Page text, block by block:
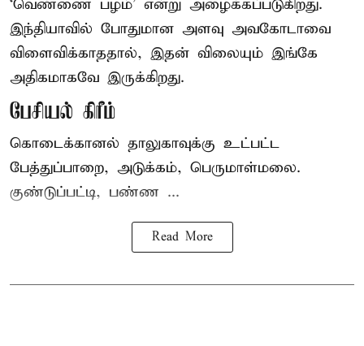
‘வெண்ணை பழம்’ என்று அழைக்கப்படுகிறது.
இந்தியாவில் போதுமான அளவு அவகோடாவை
விளைவிக்காததால், இதன் விலையும் இங்கே
அதிகமாகவே இருக்கிறது.
பேசியல் கிரீம்
கொடைக்கானல் தாலுகாவுக்கு உட்பட்ட
பேத்துப்பாறை, அடுக்கம், பெருமாள்மலை.
குண்டுப்பட்டி, பண்ண ...
Read More